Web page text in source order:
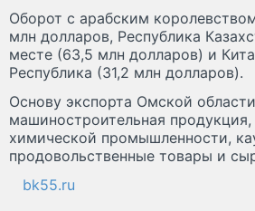
Оборот с арабским
млн долларов, Республика
месте (63,5 млн долларов) и
Республика (31,2 млн долларов).
Основу экспорта Омской
машиностроительная
химической промышленности,
продовольственные товары и
bk55.ru